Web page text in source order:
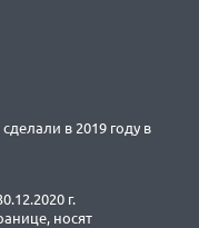
в 2019 году в
г.
носят